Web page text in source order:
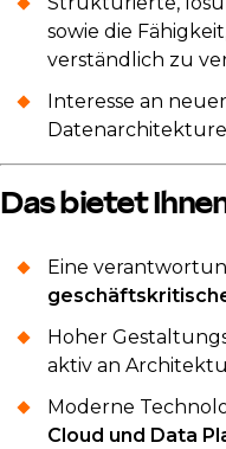
sowie die
verständlich zu
Interesse an
Das bietet
Eine
Hoher
aktiv an
Moderne
Cloud und Data